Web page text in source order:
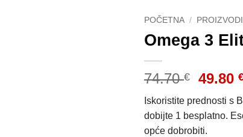
POČETNA / PROIZVODI
Omega 3
74.70€
bila
je:
49.80
Iskoristite prednosti s
dobijte 1 besplatno.
opće dobrobiti.